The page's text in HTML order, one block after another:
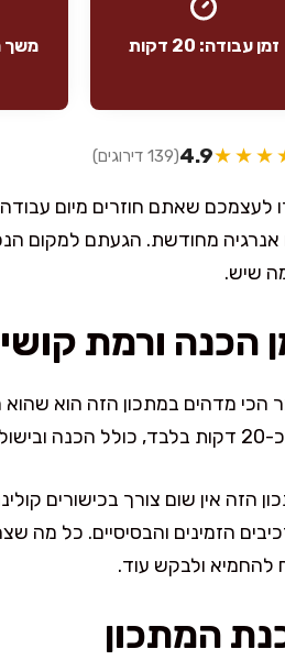
זמן עבודה: 20 דקות משך
4.9(139 דירוגים)
לעצמכם שאתם חוזרים מיום
מחודשת. הגעתם למקום
שיש.
הכנה ורמת קושי
הכי מדהים במתכון הזה הוא
ביתית ומהממת בזמן קצר.
הזה אין שום צורך בכישורים
הזמינים והבסיסיים. כל מה
להחמיא ולבקש עוד.
המתכון